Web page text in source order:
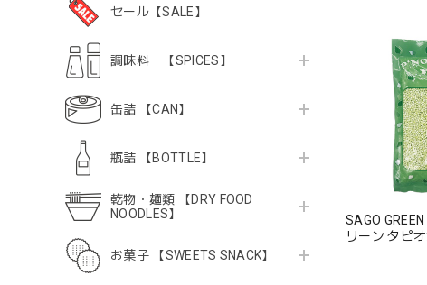
セール【SALE】
調味料 【SPICES】
缶詰 【CAN】
瓶詰 【BOTTLE】
乾物・麺類 【DRY FOOD
NOODLES】
お菓子 【SWEETS SNACK】
SAGO
リーン タピオ